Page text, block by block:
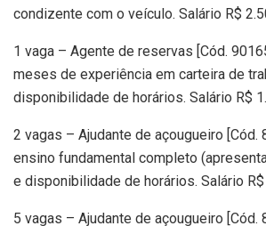
condizente com o veículo. Salário R$
1 vaga – Agente de reservas [Cód.
meses de experiência em carteira de
disponibilidade de horários. Salário R$
2 vagas – Ajudante de açougueiro [Cód.
ensino fundamental completo
e disponibilidade de horários. Salário R$
5 vagas – Ajudante de açougueiro